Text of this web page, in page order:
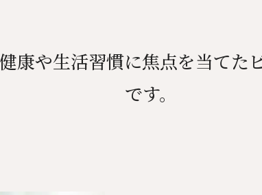
康や生活習慣に焦点を当てた
です。